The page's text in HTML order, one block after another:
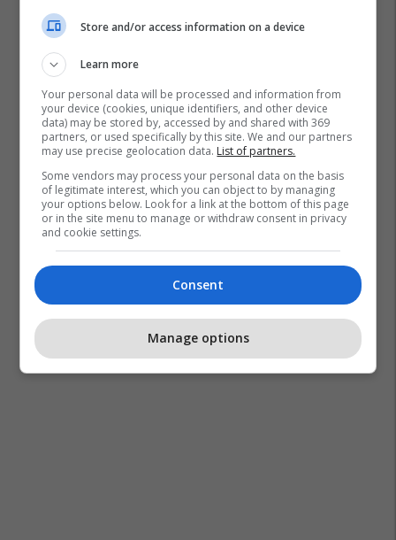
Store and/or access information on a device
Learn more
Your personal data will be processed and information from
your device (cookies, unique identifiers, and other device
data) may be stored by, accessed by and shared with 369
partners, or used specifically by this site. We and our partners
may use precise geolocation data. List of partners.
Some vendors may process your personal data on the basis
of legitimate interest, which you can object to by managing
your options below. Look for a link at the bottom of this page
or in the site menu to manage or withdraw consent in privacy
and cookie settings.
Consent
Manage options